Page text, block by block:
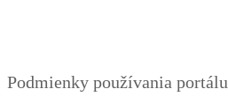
Podmienky používania portálu